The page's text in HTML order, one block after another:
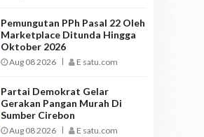
Pemungutan PPh Pasal 22 Oleh
Marketplace Ditunda Hingga
Oktober 2026
Aug 08 2026 E satu.com
Partai Demokrat Gelar
Gerakan Pangan Murah Di
Sumber Cirebon
Aug 08 2026 E satu.com